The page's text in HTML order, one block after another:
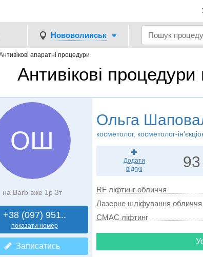
Нововолинськ
апаратні процедури
Антивікові
ОШ
на Barb вже 1р 3т
+38 (097) 951..
показати номер
Записатись
Ольга
косметолог, косметолог-
Додати
відгук
93
RF ліфтинг обличчя
Лазерне шліфування обличчя
СМАС ліфтинг